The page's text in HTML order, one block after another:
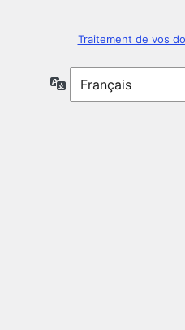
Traitement de vos
Langue